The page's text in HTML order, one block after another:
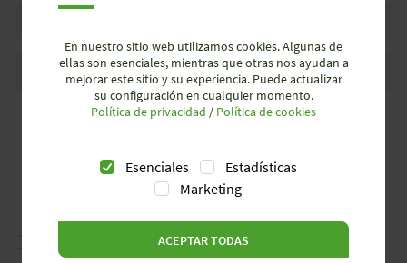
Correo electrónico*
Sí, doy mi consentimiento para el procesamiento de mis
datos en el marco de la tramitación de mi solicitud.
En nuestro sitio web utilizamos cookies. Algunas de
ellas son esenciales, mientras que otras nos ayudan a
mejorar este sitio y su experiencia. Puede actualizar
su configuración en cualquier momento.
Política de privacidad / Política de cookies
Esenciales
Estadísticas
Marketing
ACEPTAR TODAS